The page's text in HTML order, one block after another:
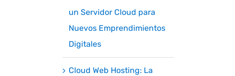
un Servidor Cloud para
Nuevos Emprendimientos
Digitales
Cloud Web Hosting: La